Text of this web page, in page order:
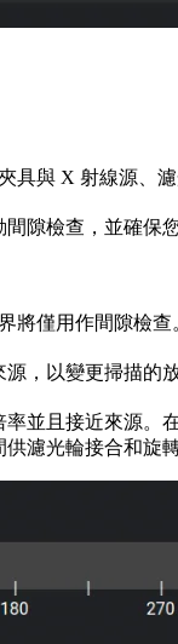
具與 X 射線源、
隙檢查，並確保
將僅用作間隙檢查
，以變更掃描的
並且接近來源。
濾光輪接合和旋